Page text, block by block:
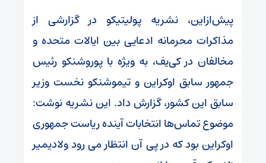
پیش‌ازاین، نشریه پولیتیکو در گزارشی از
مذاکرات محرمانه ادعایی بین ایالات متحده و
مخالفان در کی‌یف، به ویژه با پوروشنکو رئیس
جمهور سابق اوکراین و تیموشنکو نخست وزیر
سابق این کشور، گزارش داد. این نشریه نوشت:
موضوع تماس‌ها انتخابات آینده ریاست جمهوری
اوکراین بود که در پی آن انتظار می رود ولادیمیر